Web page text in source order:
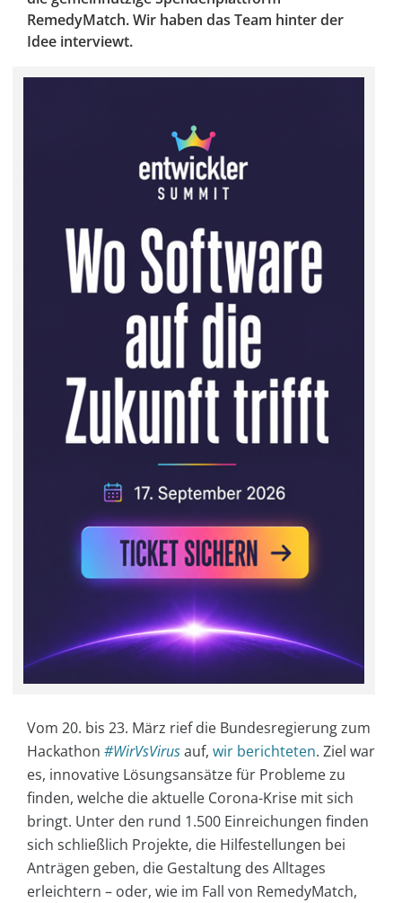
RemedyMatch. Wir haben das Team hinter der
Idee interviewt.
Vom 20. bis 23. März rief die Bundesregierung zum
Hackathon #WirVsVirusauf, wir berichteten. Ziel war
es, innovative Lösungsansätze für Probleme zu
finden, welche die aktuelle Corona-Krise mit sich
bringt. Unter den rund 1.500 Einreichungen finden
sich schließlich Projekte, die Hilfestellungen bei
Anträgen geben, die Gestaltung des Alltages
erleichtern – oder, wie im Fall von RemedyMatch,